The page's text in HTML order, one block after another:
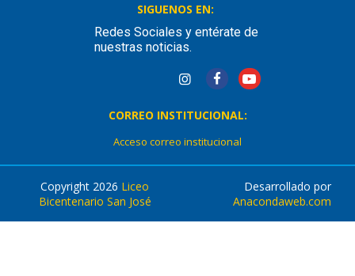
SIGUENOS EN:
Redes Sociales y entérate de
nuestras noticias.
CORREO INSTITUCIONAL:
Acceso correo institucional
Copyright 2026 Liceo
Bicentenario San José
Desarrollado por
Anacondaweb.com